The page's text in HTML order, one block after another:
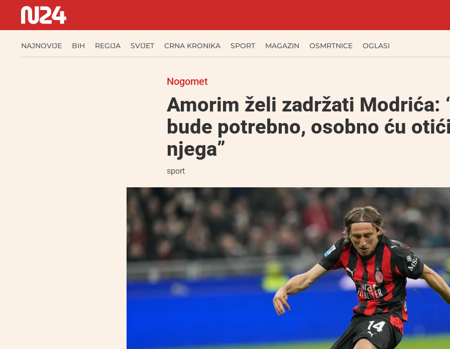
NAJNOVIJE BIH REGIJA SVIJET CRNA KRONIKA SPORT MAGAZIN OSMRTNICE OGLASI
Nogomet
Amorim želi zadržati Modrića:
bude potrebno, osobno ću
njega”
sport